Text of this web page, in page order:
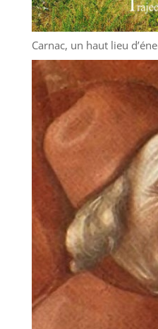
Carnac, un haut lieu